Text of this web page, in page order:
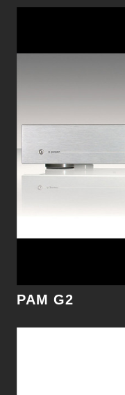
PAM G2
股用於Reference
蔽與絕緣。